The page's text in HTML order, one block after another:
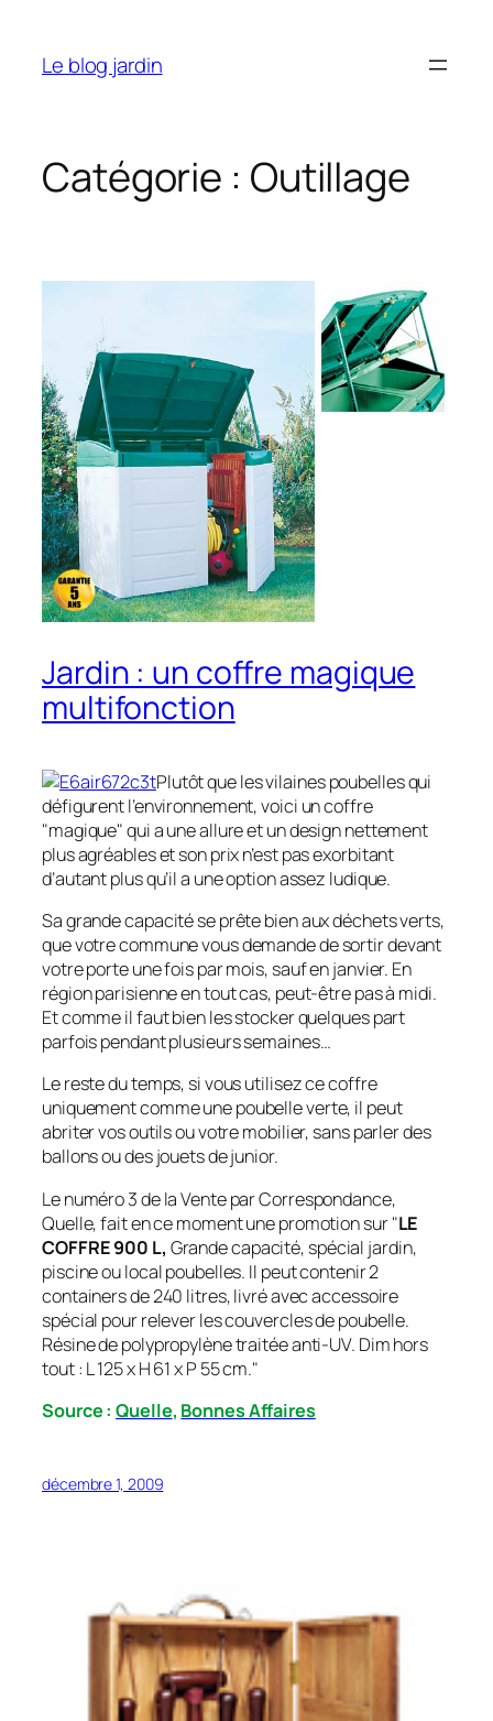
contenu
Le blog jardin
Catégorie : Outillage
Jardin : un coffre magique
multifonction
Plutôt que les vilaines poubelles qui
défigurent l’environnement, voici un coffre
"magique" qui a une allure et un design nettement
plus agréables et son prix n’est pas exorbitant
d’autant plus qu’il a une option assez ludique.
Sa grande capacité se prête bien aux déchets verts,
que votre commune vous demande de sortir devant
votre porte une fois par mois, sauf en janvier. En
région parisienne en tout cas, peut-être pas à midi.
Et comme il faut bien les stocker quelques part
parfois pendant plusieurs semaines…
Le reste du temps, si vous utilisez ce coffre
uniquement comme une poubelle verte, il peut
abriter vos outils ou votre mobilier, sans parler des
ballons ou des jouets de junior.
Le numéro 3 de la Vente par Correspondance,
Quelle, fait en ce moment une promotion sur "LE
COFFRE 900 L, Grande capacité, spécial jardin,
piscine ou local poubelles. Il peut contenir 2
containers de 240 litres, livré avec accessoire
spécial pour relever les couvercles de poubelle.
Résine de polypropylène traitée anti-UV. Dim hors
tout : L 125 x H 61 x P 55 cm."
Source :Quelle, Bonnes Affaires
décembre 1, 2009